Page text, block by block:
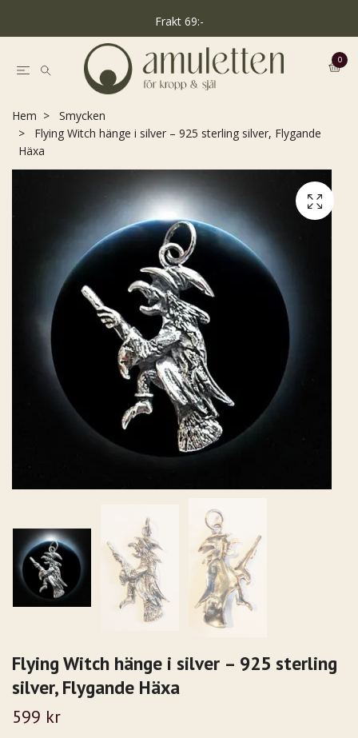
Frakt 69:-
0
Hem
Smycken
Flying Witch hänge i silver – 925 sterling silver, Flygande
Häxa
Flying Witch hänge i silver – 925 sterling
silver, Flygande Häxa
599 kr